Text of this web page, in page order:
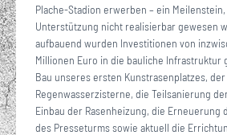
Plache-Stadion erwerben – ein
Unterstützung nicht realisierbar gewesen
aufbauend wurden Investitionen von
Millionen Euro in die bauliche Infrastruktur
Bau unseres ersten Kunstrasenplatzes,
Regenwasserzisterne, die Teilsanierung
Einbau der Rasenheizung, die Erneuerung
des Presseturms sowie aktuell die